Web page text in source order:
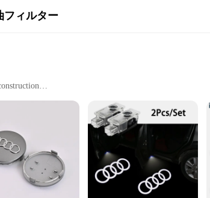
フィルター
engine performance and longevity
easy replacement
component in maintaining the health and
a perfect fit and seamless integration with your
or reduced efficiency. This filter is not just a replacement